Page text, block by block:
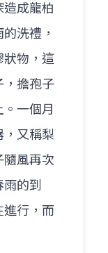
成龍柏
洗禮，
狀物，這
，擔孢子
一個月
，又稱梨
隨風再次
的到
進行，而